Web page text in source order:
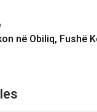
në Obiliq, Fushë